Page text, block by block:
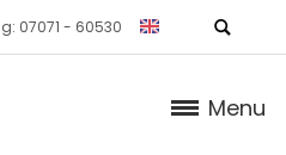
07071 - 60530
Menu